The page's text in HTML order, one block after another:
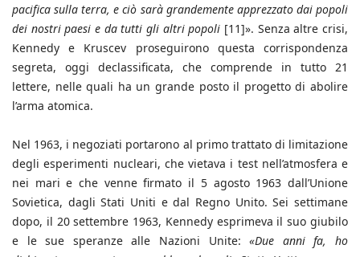
pacifica sulla terra, e ciò sarà grandemente apprezzato dai popoli
dei nostri paesi e da tutti gli altri popoli [11]». Senza altre crisi,
Kennedy e Kruscev proseguirono questa corrispondenza
segreta, oggi declassificata, che comprende in tutto 21
lettere, nelle quali ha un grande posto il progetto di abolire
l’arma atomica.
Nel 1963, i negoziati portarono al primo trattato di limitazione
degli esperimenti nucleari, che vietava i test nell’atmosfera e
nei mari e che venne firmato il 5 agosto 1963 dall’Unione
Sovietica, dagli Stati Uniti e dal Regno Unito. Sei settimane
dopo, il 20 settembre 1963, Kennedy esprimeva il suo giubilo
e le sue speranze alle Nazioni Unite:«Due anni fa, ho